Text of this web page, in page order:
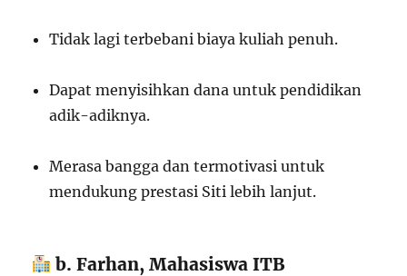
Tidak lagi terbebani biaya kuliah penuh.
Dapat menyisihkan dana untuk pendidikan
adik-adiknya.
Merasa bangga dan termotivasi untuk
mendukung prestasi Siti lebih lanjut.
b. Farhan, Mahasiswa ITB